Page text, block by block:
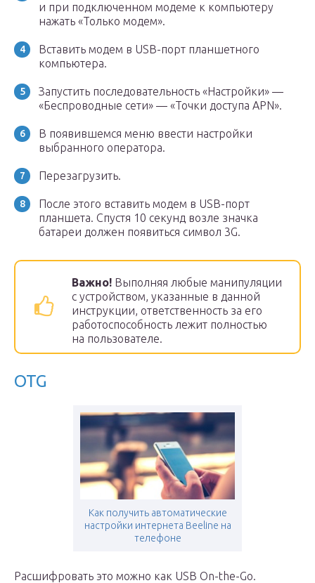
и при подключенном модеме к компьютеру
нажать «Только модем».
Вставить модем в USB-порт планшетного
компьютера.
Запустить последовательность «Настройки» —
«Беспроводные сети» — «Точки доступа APN».
В появившемся меню ввести настройки
выбранного оператора.
Перезагрузить.
После этого вставить модем в USB-порт
планшета. Спустя 10 секунд возле значка
батареи должен появиться символ 3G.
Важно! Выполняя любые манипуляции
с устройством, указанные в данной
инструкции, ответственность за его
работоспособность лежит полностью
на пользователе.
OTG
Как получить автоматические
настройки интернета Beeline на
телефоне
Расшифровать это можно как USB On-the-Go.